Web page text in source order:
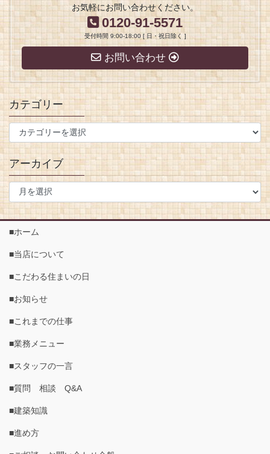
お気軽にお問い合わせください。
0120-91-5571
受付時間 9:00-18:00 [ 日・祝日除く ]
お問い合わせ
カテゴリー
アーカイブ
■ホーム
■当店について
■こだわる住まいの日
■お知らせ
■これまでの仕事
■業務メニュー
■スタッフの一言
■質問 相談 Q&A
■建築知識
■進め方